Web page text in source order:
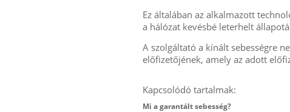
Ez általában az alkalmazott
a hálózat kevésbé leterhelt
A szolgáltató a kínált sebességre
előfizetőjének, amely az adott
Kapcsolódó tartalmak:
Mi a garantált sebesség?